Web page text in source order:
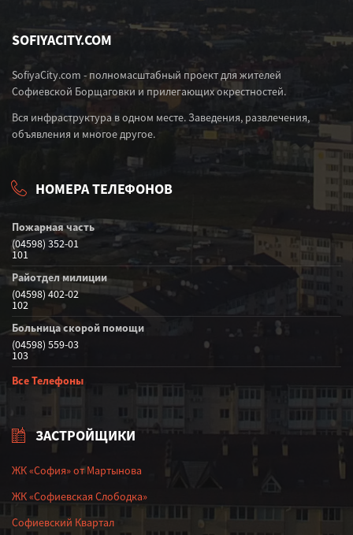
SOFIYACITY.COM
SofiyaCity.com - полномасштабный проект для жителей
Софиевской Борщаговки и прилегающих окрестностей.
Вся инфраструктура в одном месте. Заведения, развлечения,
объявления и многое другое.
НОМЕРА ТЕЛЕФОНОВ
Пожарная часть
(04598) 352-01
101
Райотдел милиции
(04598) 402-02
102
Больница скорой помощи
(04598) 559-03
103
Все Телефоны
ЗАСТРОЙЩИКИ
ЖК «София» от Мартынова
ЖК «Софиевская Слободка»
Софиевский Квартал